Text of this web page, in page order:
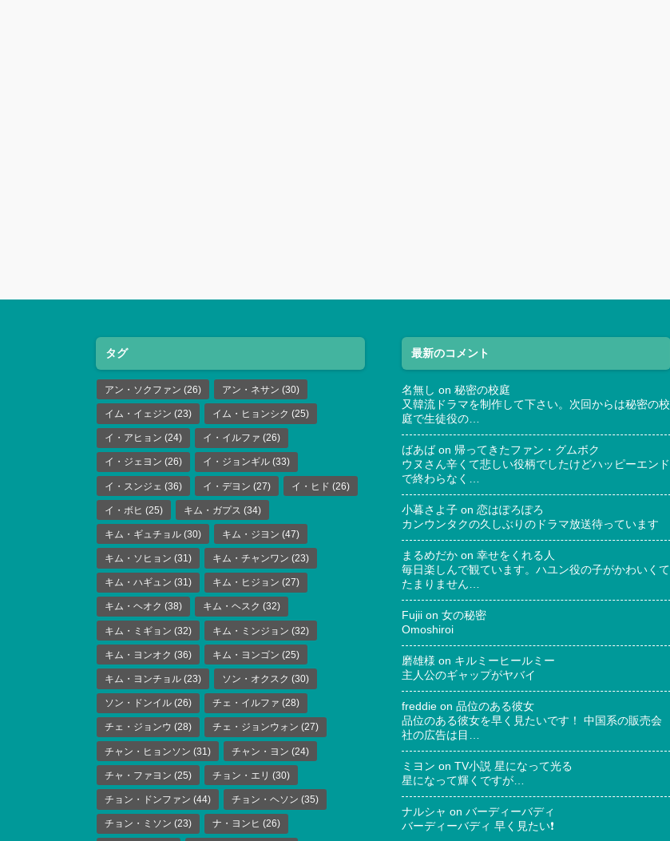
タグ
アン・ソクファン (26) アン・ネサン (30)
イム・イェジン (23) イム・ヒョンシク (25)
イ・アヒョン (24) イ・イルファ (26)
イ・ジェヨン (26) イ・ジョンギル (33)
イ・スンジェ (36) イ・デヨン (27) イ・ヒド (26)
イ・ボヒ (25) キム・ガプス (34)
キム・ギュチョル (30) キム・ジヨン (47)
キム・ソヒョン (31) キム・チャンワン (23)
キム・ハギュン (31) キム・ヒジョン (27)
キム・ヘオク (38) キム・ヘスク (32)
キム・ミギョン (32) キム・ミンジョン (32)
キム・ヨンオク (36) キム・ヨンゴン (25)
キム・ヨンチョル (23) ソン・オクスク (30)
ソン・ドンイル (26) チェ・イルファ (28)
チェ・ジョンウ (28) チェ・ジョンウォン (27)
チャン・ヒョンソン (31) チャン・ヨン (24)
チャ・ファヨン (25) チョン・エリ (30)
チョン・ドンファン (44) チョン・ヘソン (35)
チョン・ミソン (23) ナ・ヨンヒ (26)
最新のコメント
名無し on 秘密の校庭
又韓流ドラマを制作して下さい。次回からは秘密の校
庭で生徒役の…
ばあば on 帰ってきたファン・グムボク
ウヌさん辛くて悲しい役柄でしたけどハッピーエンド
で終わらなく…
小暮さよ子 on 恋はぽろぽろ
カンウンタクの久しぶりのドラマ放送待っています
まるめだか on 幸せをくれる人
毎日楽しんで観ています。ハユン役の子がかわいくて
たまりません…
Fujii on 女の秘密
Omoshiroi
磨雄様 on キルミーヒールミー
主人公のギャップがヤバイ
freddie on 品位のある彼女
品位のある彼女を早く見たいです！ 中国系の販売会
社の広告は目…
ミヨン on TV小説 星になって光る
星になって輝くですが…
ナルシャ on バーディーバディ
バーディーバディ 早く見たい❗